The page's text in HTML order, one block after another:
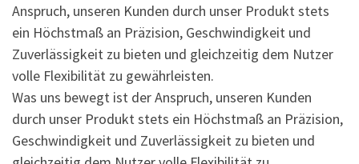
Anspruch, unseren Kunden durch unser Produkt stets
ein Höchstmaß an Präzision, Geschwindigkeit und
Zuverlässigkeit zu bieten und gleichzeitig dem Nutzer
volle Flexibilität zu gewährleisten.
Was uns bewegt ist der Anspruch, unseren Kunden
durch unser Produkt stets ein Höchstmaß an Präzision,
Geschwindigkeit und Zuverlässigkeit zu bieten und